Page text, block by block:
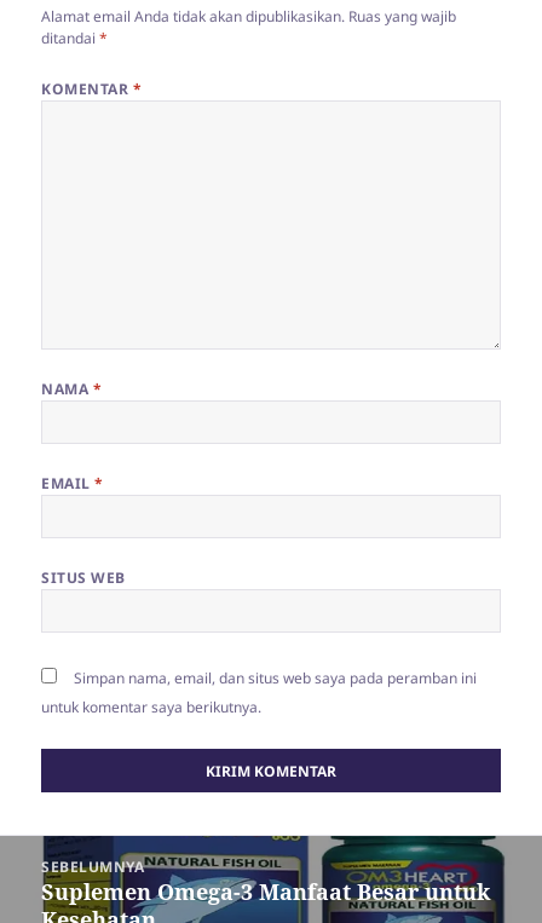
Alamat email Anda tidak akan dipublikasikan. Ruas yang wajib
ditandai*
KOMENTAR *
NAMA *
EMAIL*
SITUS WEB
Simpan nama, email, dan situs web saya pada peramban ini
untuk komentar saya berikutnya.
Navigasi
SEBELUMNYA
Pos
Suplemen Omega-3 Manfaat Besar untuk